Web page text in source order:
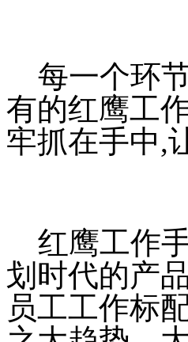
每一个环
有的红鹰工
牢抓在手中,
红鹰工作
划时代的产
员工工作标